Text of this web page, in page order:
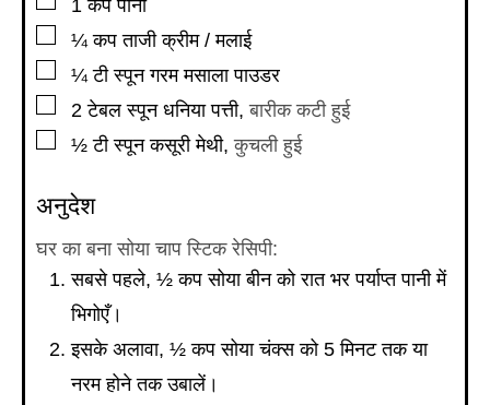
1 कप पानी
▢
¼ कप ताजी क्रीम / मलाई
▢
¼ टी स्पून गरम मसाला पाउडर
▢
2 टेबल स्पून धनिया पत्ती,बारीक कटी हुई
▢
½ टी स्पून कसूरी मेथी,कुचली हुई
अनुदेश
घर का बना सोया चाप स्टिक रेसिपी:
सबसे पहले, ½ कप सोया बीन को रात भर पर्याप्त पानी में
भिगोएँ।
इसके अलावा, ½ कप सोया चंक्स को 5 मिनट तक या
नरम होने तक उबालें।